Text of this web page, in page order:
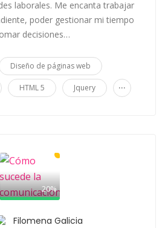
laborales. Me encanta trabajar
poder gestionar mi tiempo
decisiones…
Diseño de páginas web
HTML 5 Jquery ...
20%
Filomena Galicia